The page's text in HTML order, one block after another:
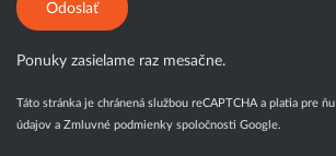
Odoslať
Ponuky zasielame raz mesačne.
Táto stránka je chránená službou reCAPTCHA a platia pre ňu
údajov a Zmluvné podmienky spoločnosti Google.